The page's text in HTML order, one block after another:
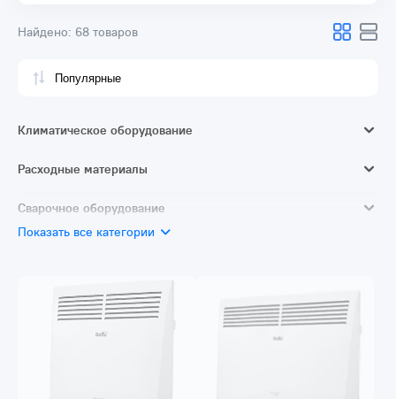
Найдено: 68 товаров
Климатическое оборудование
Расходные материалы
Резка и шлифовка
Сварочное оборудование
Газосварочное оборудование
Показать все категории